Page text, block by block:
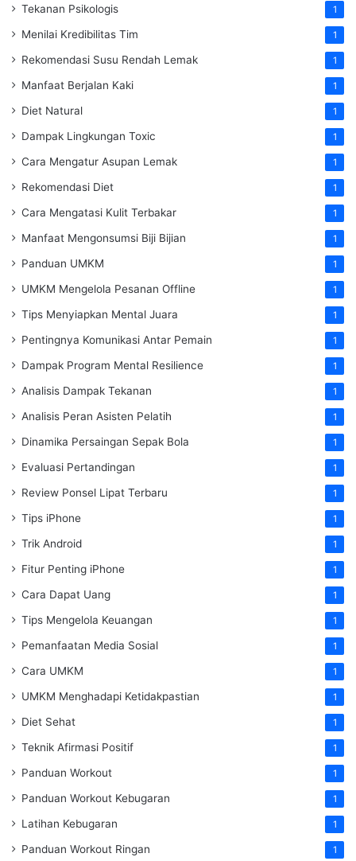
Tekanan Psikologis 1
Menilai Kredibilitas Tim 1
Rekomendasi Susu Rendah Lemak 1
Manfaat Berjalan Kaki 1
Diet Natural 1
Dampak Lingkungan Toxic 1
Cara Mengatur Asupan Lemak 1
Rekomendasi Diet 1
Cara Mengatasi Kulit Terbakar 1
Manfaat Mengonsumsi Biji Bijian 1
Panduan UMKM 1
UMKM Mengelola Pesanan Offline 1
Tips Menyiapkan Mental Juara 1
Pentingnya Komunikasi Antar Pemain 1
Dampak Program Mental Resilience 1
Analisis Dampak Tekanan 1
Analisis Peran Asisten Pelatih 1
Dinamika Persaingan Sepak Bola 1
Evaluasi Pertandingan 1
Review Ponsel Lipat Terbaru 1
Tips iPhone 1
Trik Android 1
Fitur Penting iPhone 1
Cara Dapat Uang 1
Tips Mengelola Keuangan 1
Pemanfaatan Media Sosial 1
Cara UMKM 1
UMKM Menghadapi Ketidakpastian 1
Diet Sehat 1
Teknik Afirmasi Positif 1
Panduan Workout 1
Panduan Workout Kebugaran 1
Latihan Kebugaran 1
Panduan Workout Ringan 1